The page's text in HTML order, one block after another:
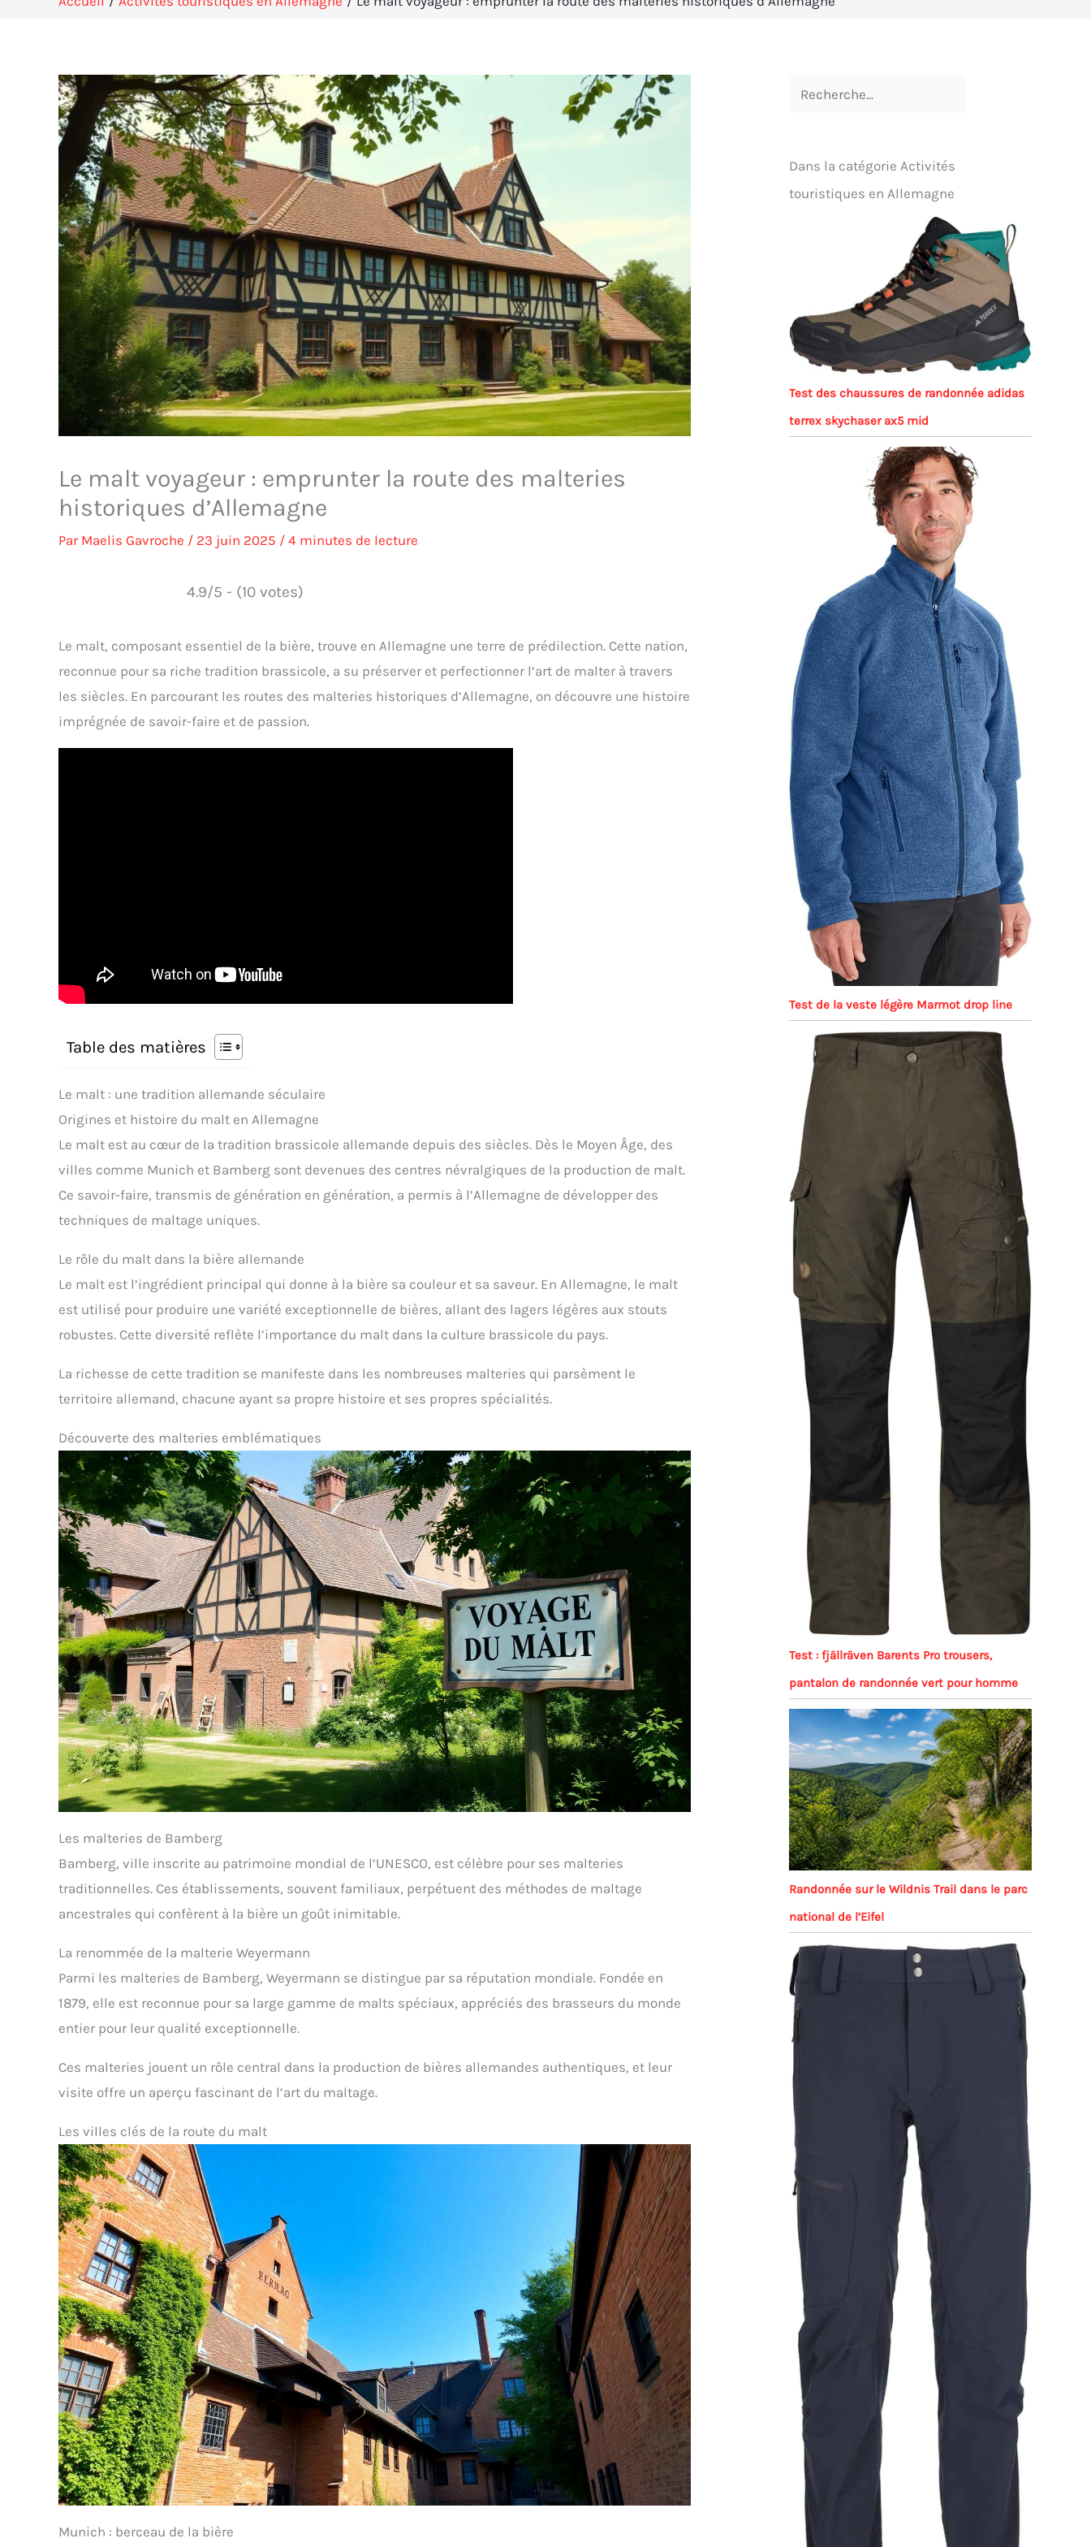
Le malt voyageur : emprunter la route des malteries
historiques d’Allemagne
Par Maelis Gavroche / 23 juin 2025 / 4 minutes de lecture
4.9/5 - (10 votes)
Le malt, composant essentiel de la bière, trouve en Allemagne une terre de prédilection. Cette nation,
reconnue pour sa riche tradition brassicole, a su préserver et perfectionner l’art de malter à travers
les siècles. En parcourant les routes des malteries historiques d’Allemagne, on découvre une histoire
imprégnée de savoir-faire et de passion.
Table des matières
Le malt : une tradition allemande séculaire
Origines et histoire du malt en Allemagne
Le malt est au cœur de la tradition brassicole allemande depuis des siècles. Dès le Moyen Âge, des
villes comme Munich et Bamberg sont devenues des centres névralgiques de la production de malt.
Ce savoir-faire, transmis de génération en génération, a permis à l’Allemagne de développer des
techniques de maltage uniques.
Le rôle du malt dans la bière allemande
Le malt est l’ingrédient principal qui donne à la bière sa couleur et sa saveur. En Allemagne, le malt
est utilisé pour produire une variété exceptionnelle de bières, allant des lagers légères aux stouts
robustes. Cette diversité reflète l’importance du malt dans la culture brassicole du pays.
La richesse de cette tradition se manifeste dans les nombreuses malteries qui parsèment le
territoire allemand, chacune ayant sa propre histoire et ses propres spécialités.
Découverte des malteries emblématiques
Les malteries de Bamberg
Bamberg, ville inscrite au patrimoine mondial de l’UNESCO, est célèbre pour ses malteries
traditionnelles. Ces établissements, souvent familiaux, perpétuent des méthodes de maltage
ancestrales qui confèrent à la bière un goût inimitable.
La renommée de la malterie Weyermann
Parmi les malteries de Bamberg, Weyermann se distingue par sa réputation mondiale. Fondée en
1879, elle est reconnue pour sa large gamme de malts spéciaux, appréciés des brasseurs du monde
entier pour leur qualité exceptionnelle.
Ces malteries jouent un rôle central dans la production de bières allemandes authentiques, et leur
visite offre un aperçu fascinant de l’art du maltage.
Les villes clés de la route du malt
Munich : berceau de la bière
Dans la catégorie Activités
touristiques en Allemagne
Test des chaussures de randonnée adidas
terrex skychaser ax5 mid
Test de la veste légère Marmot drop line
Test : fjällräven Barents Pro trousers,
pantalon de randonnée vert pour homme
Randonnée sur le Wildnis Trail dans le parc
national de l’Eifel